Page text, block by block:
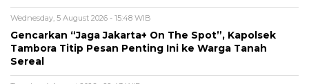
Wednesday, 5 August 2026 - 15:48 WIB
Gencarkan “Jaga Jakarta+ On The Spot”, Kapolsek
Tambora Titip Pesan Penting Ini ke Warga Tanah
Sereal